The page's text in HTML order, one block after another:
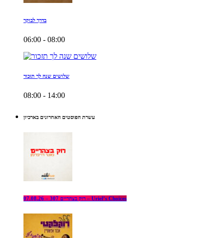
בדרך לבוקר
06:00 - 08:00
שלושים שנה לך תזכור
08:00 - 14:00
עשרת הפוסטים האחרונים בארכיון
רוק בצהריים 307 – 07.08.26 – Uriel’s Choices